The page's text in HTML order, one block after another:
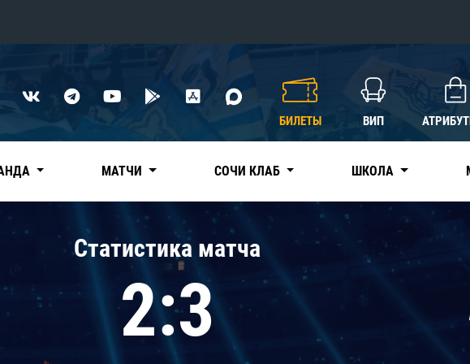
Трактор
Дивизион Чернышева
БИЛЕТЫ ВИП
МАТЧИ СОЧИ КЛАБ ШКОЛА
Статистика матча
2:3